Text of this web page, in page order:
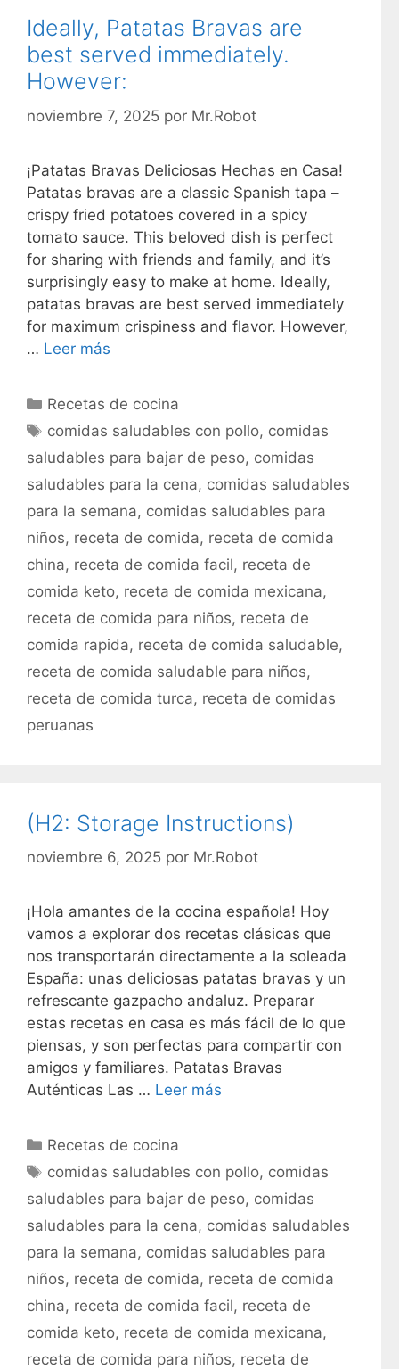
Ideally, Patatas Bravas are
best served immediately.
However:
noviembre 7, 2025 por Mr.Robot
¡Patatas Bravas Deliciosas Hechas en Casa!
Patatas bravas are a classic Spanish tapa –
crispy fried potatoes covered in a spicy
tomato sauce. This beloved dish is perfect
for sharing with friends and family, and it’s
surprisingly easy to make at home. Ideally,
patatas bravas are best served immediately
for maximum crispiness and flavor. However,
… Leer más
C
e
g
o
r
s
Recetas de cocina
E
q
u
e
t
comidas saludables con pollo, comidas
saludables para bajar de peso, comidas
saludables para la cena, comidas saludables
para la semana, comidas saludables para
niños, receta de comida, receta de comida
china, receta de comida facil, receta de
comida keto, receta de comida mexicana,
receta de comida para niños, receta de
comida rapida, receta de comida saludable,
receta de comida saludable para niños,
receta de comida turca, receta de comidas
peruanas
(H2: Storage Instructions)
noviembre 6, 2025 por Mr.Robot
¡Hola amantes de la cocina española! Hoy
vamos a explorar dos recetas clásicas que
nos transportarán directamente a la soleada
España: unas deliciosas patatas bravas y un
refrescante gazpacho andaluz. Preparar
estas recetas en casa es más fácil de lo que
piensas, y son perfectas para compartir con
amigos y familiares. Patatas Bravas
Auténticas Las … Leer más
C
a
e
g
o
r
í
s
Recetas de cocina
E
t
q
u
e
t
a
comidas saludables con pollo, comidas
saludables para bajar de peso, comidas
saludables para la cena, comidas saludables
para la semana, comidas saludables para
niños, receta de comida, receta de comida
china, receta de comida facil, receta de
comida keto, receta de comida mexicana,
receta de comida para niños, receta de